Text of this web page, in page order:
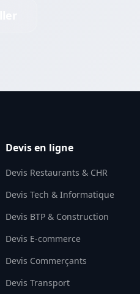
Devis en ligne
Devis Restaurants & CHR
Devis Tech & Informatique
Devis BTP & Construction
Devis E-commerce
Devis Commerçants
Devis Transport